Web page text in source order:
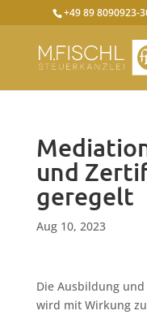
+49 89 8090923-
und
geregelt
Aug 10, 2023
Die Ausbildung
wird mit Wirkung